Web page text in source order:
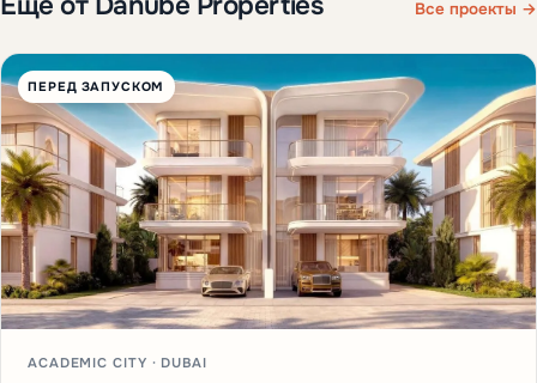
Все проекты →
ПЕРЕД ЗАПУСКОМ
ACADEMIC CITY · DUBAI